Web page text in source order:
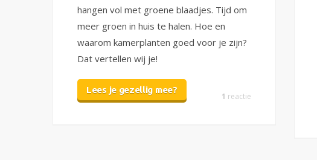
hangen vol met groene blaadjes. Tijd om
meer groen in huis te halen. Hoe en
waarom kamerplanten goed voor je zijn?
Dat vertellen wij je!
Lees je gezellig mee?
1 reactie